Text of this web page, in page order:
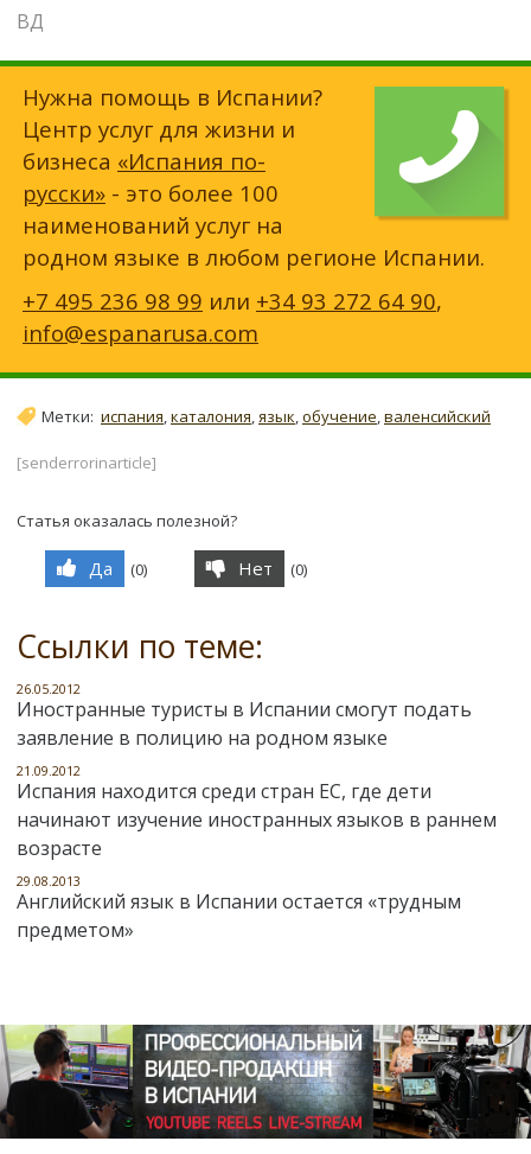
ВД
Нужна помощь в Испании?
Центр услуг для жизни и
бизнеса «Испания по-
русски» - это более 100
наименований услуг на
родном языке в любом регионе Испании.
+7 495 236 98 99 или +34 93 272 64 90,
info@espanarusa.com
Метки: испания,каталония,язык,обучение,валенсийский
[senderrorinarticle]
Статья оказалась полезной?
Да (0) Нет (0)
Ссылки по теме:
26.05.2012
Иностранные туристы в Испании смогут подать
заявление в полицию на родном языке
21.09.2012
Испания находится среди стран ЕС, где дети
начинают изучение иностранных языков в раннем
возрасте
29.08.2013
Английский язык в Испании остается «трудным
предметом»